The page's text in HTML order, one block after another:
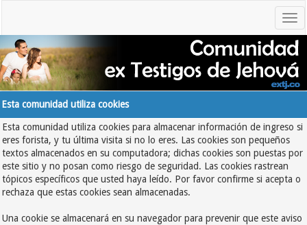
Esta comunidad utiliza cookies
Esta comunidad utiliza cookies para almacenar información de ingreso si
eres forista, y tu última visita si no lo eres. Las cookies son pequeños
textos almacenados en su computadora; dichas cookies son puestas por
este sitio y no posan como riesgo de seguridad. Las cookies rastrean
tópicos específicos que usted haya leído. Por favor confirme si acepta o
rechaza que estas cookies sean almacenadas.
Una cookie se almacenará en su navegador para prevenir que este aviso